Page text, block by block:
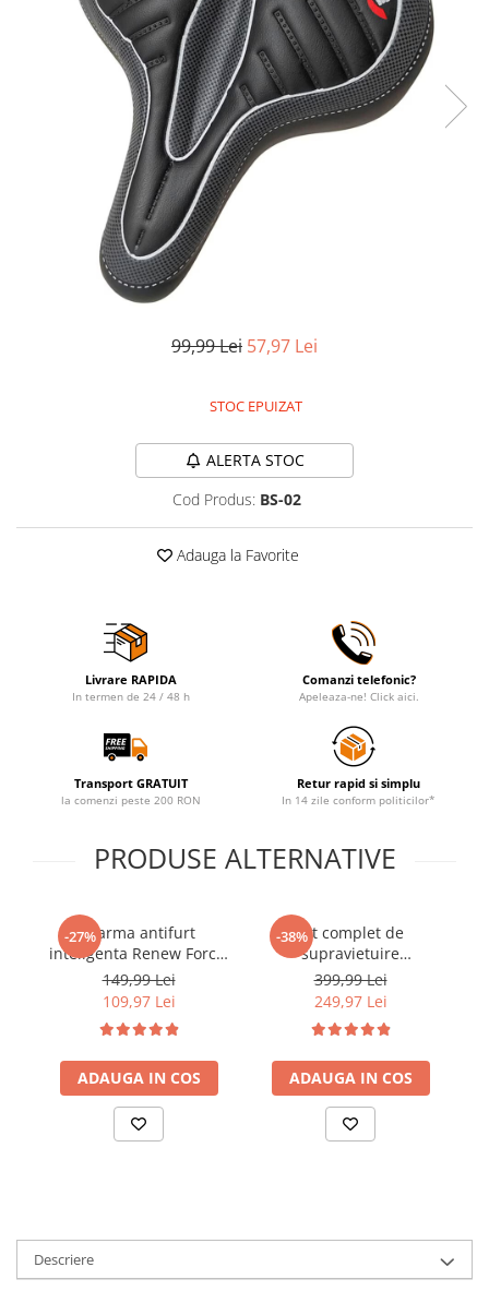
Pistoale de lipit
Termometre bucatarie
Unelte si aparate de masura
Uscatoare Rufe
Veioze si Lampi
Vopsele si Pigmenti
Perii de par electrice
Uscatoare de par
99,99 Lei 57,97 Lei
STOC EPUIZAT
ALERTA STOC
Cod Produs: BS-02
Adauga la Favorite
Livrare RAPIDA
In termen de 24 / 48 h
Comanzi telefonic?
Apeleaza-ne! Click aici.
Transport GRATUIT
la comenzi peste 200 RON
Retur rapid si simplu
In 14 zile conform politicilor*
PRODUSE ALTERNATIVE
-27%Alarma antifurt
inteligenta Renew Force,
pentru bicicleta,
motocicleta, trotineta 4 in
1 stop spate,
telecomanda wireless,
senzor frana, 3 sunete
alarma, reincarcabil USB,
4.5 x 4.5 x 3 cm, Negru
149,99 Lei
109,97 Lei
ADAUGA IN COS
-38%Kit complet de
supravietuire
multifunctional 92 in
1,Instrumente
profesionale
multifunctionale,
vanatoare, drumetii,
alpinism si aventuri in
aer liber, Negru
399,99 Lei
249,97 Lei
ADAUGA IN COS
Descriere